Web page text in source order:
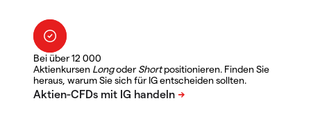
Bei über 12 000
Aktienkursen LongoderShortpositionieren. Finden Sie
heraus, warum Sie sich für IG entscheiden sollten.